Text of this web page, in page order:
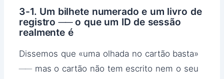
3-1. Um bilhete numerado e um livro de
registro ── o que um ID de sessão
realmente é
Dissemos que «uma olhada no cartão basta»
── mas o cartão não tem escrito nem o seu